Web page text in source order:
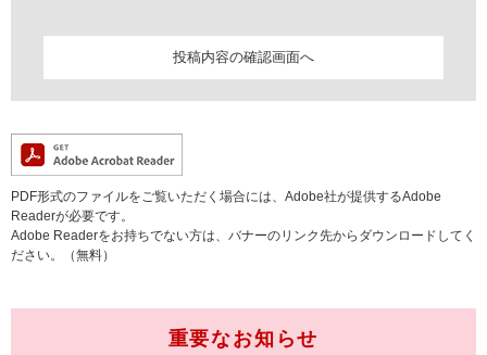
PDF形式のファイルをご覧いただく場合には、Adobe社が提供するAdobe
Readerが必要です。
Adobe Readerをお持ちでない方は、バナーのリンク先からダウンロードしてく
ださい。（無料）
重要なお知らせ